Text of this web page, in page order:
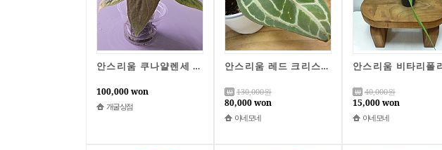
안스리움 쿠나얄렌세 동일상품
100,000 won
개굴상점
안스리움 레드 크리스탈리넘A1150-동일품배송,무료배송,높이 16cm,너비 24cm
130,000원
80,000 won
아네모네
40,000원
15,000 won
아네모네